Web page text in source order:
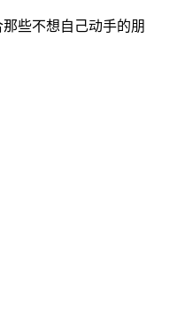
些不想自己动手的朋